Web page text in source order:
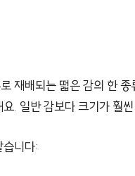
재배되는 떫은 감의 한
. 일반 감보다 크기가 훨
니다: